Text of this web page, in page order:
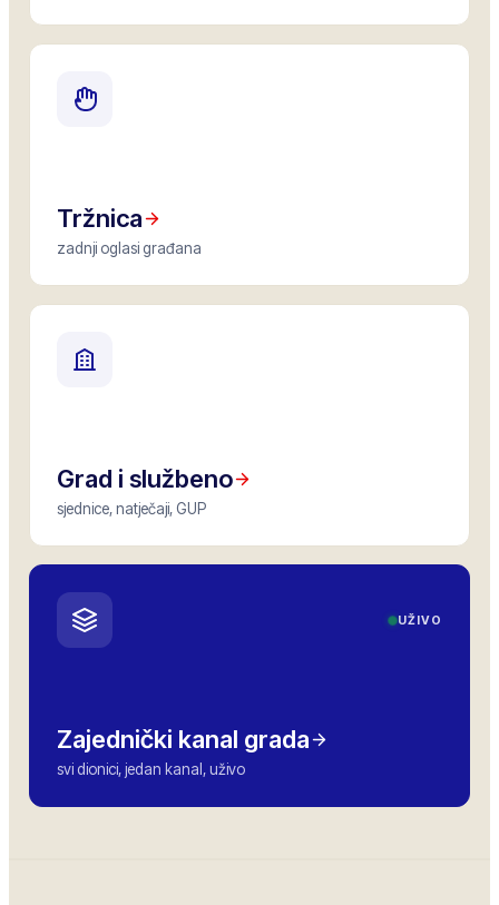
Tržnica
zadnji oglasi građana
Grad i službeno
sjednice, natječaji, GUP
UŽIVO
Zajednički kanal grada
svi dionici, jedan kanal, uživo